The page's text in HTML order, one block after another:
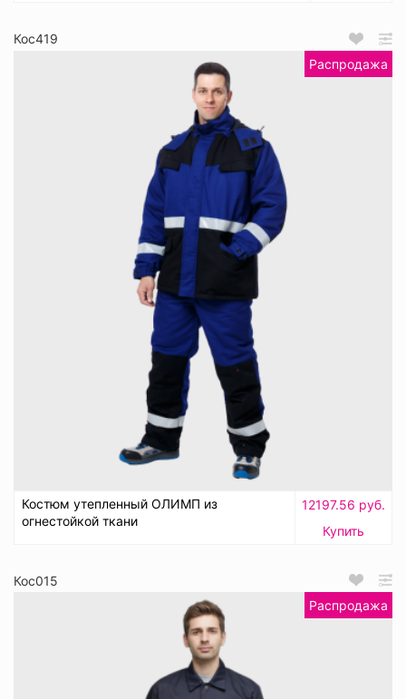
Кос419
Распродажа
Костюм утепленный ОЛИМП из
огнестойкой ткани
12197.56 руб.
Купить
Кос015
Распродажа